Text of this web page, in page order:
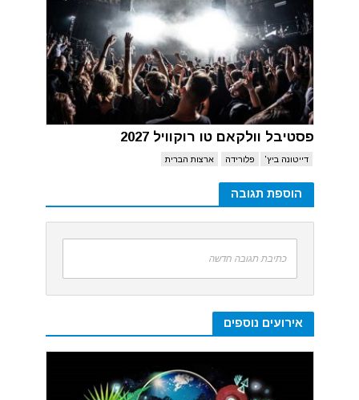
פסטיבל וולקאם טו רוקוויל 2027
דייטונה ביץ' פלורידה ארצות הברית
הוספת תגובה
כתיבת תגובה חדשה
אירועים נוספים